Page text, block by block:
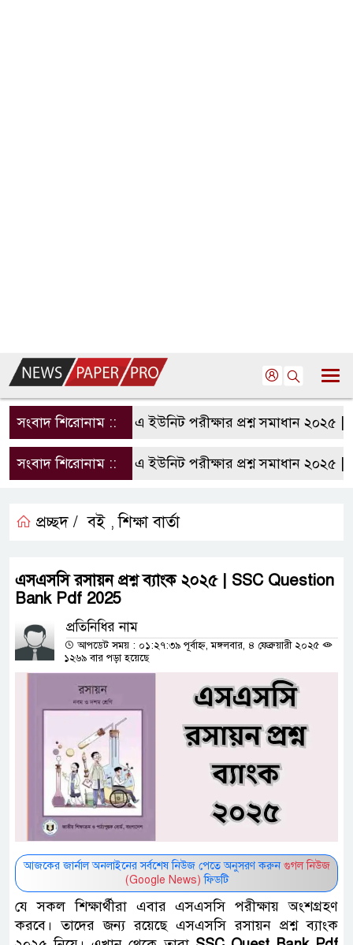
সংবাদ শিরোনাম ::রাবি এ ইউনিট পরীক্ষার প্রশ্ন সমাধান ২০২৫ |
সংবাদ শিরোনাম ::রাবি এ ইউনিট পরীক্ষার প্রশ্ন সমাধান ২০২৫ |
প্রচ্ছদ / বই ,শিক্ষা বার্তা
এসএসসি রসায়ন প্রশ্ন ব্যাংক ২০২৫ | SSC Question
Bank Pdf 2025
প্রতিনিধির নাম
আপডেট সময় : ০১:২৭:৩৯ পূর্বাহ্ন, মঙ্গলবার, ৪ ফেব্রুয়ারী ২০২৫
১২৬৯ বার পড়া হয়েছে
আজকের জার্নাল অনলাইনের সর্বশেষ নিউজ পেতে অনুসরণ করুন গুগল নিউজ
(Google News) ফিডটি
যে সকল শিক্ষার্থীরা এবার এসএসসি পরীক্ষায় অংশগ্রহণ
করবে। তাদের জন্য রয়েছে এসএসসি রসায়ন প্রশ্ন ব্যাংক